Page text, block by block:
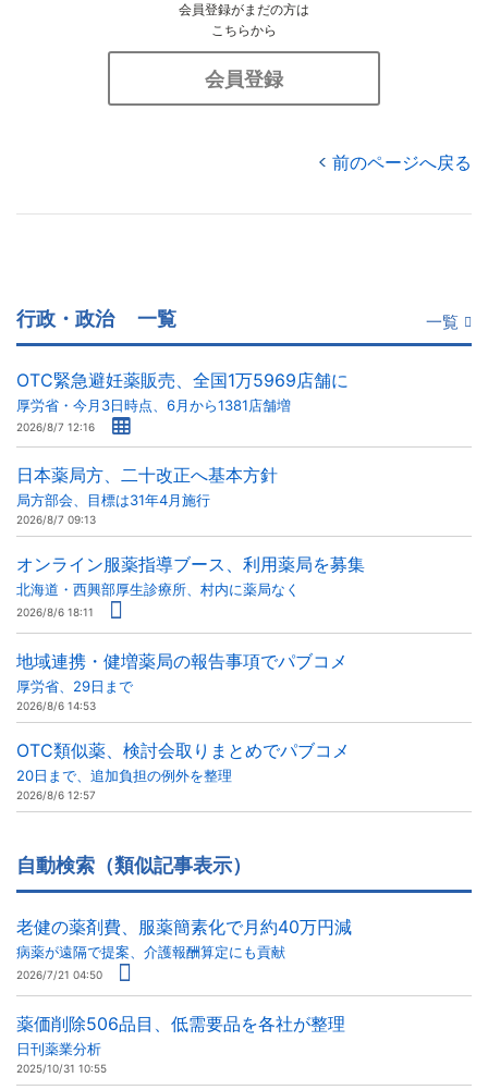
会員登録がまだの方は
こちらから
会員登録
前のページへ戻る
行政・政治 一覧 一覧
OTC緊急避妊薬販売、全国1万5969店舗に
厚労省・今月3日時点、6月から1381店舗増
2026/8/7 12:16
日本薬局方、二十改正へ基本方針
局方部会、目標は31年4月施行
2026/8/7 09:13
オンライン服薬指導ブース、利用薬局を募集
北海道・西興部厚生診療所、村内に薬局なく
2026/8/6 18:11
地域連携・健増薬局の報告事項でパブコメ
厚労省、29日まで
2026/8/6 14:53
OTC類似薬、検討会取りまとめでパブコメ
20日まで、追加負担の例外を整理
2026/8/6 12:57
自動検索（類似記事表示）
老健の薬剤費、服薬簡素化で月約40万円減
病薬が遠隔で提案、介護報酬算定にも貢献
2026/7/21 04:50
薬価削除506品目、低需要品を各社が整理
日刊薬業分析
2025/10/31 10:55